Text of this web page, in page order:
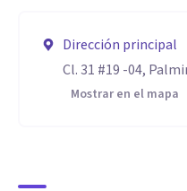
Dirección principal
Cl. 31 #19 -04,
Mostrar en el mapa